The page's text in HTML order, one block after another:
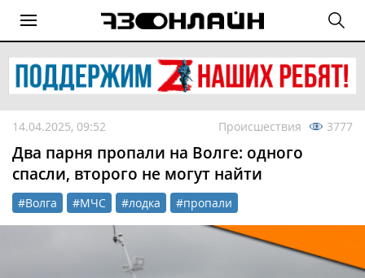
14.04.2025, 09:52 Происшествия 3777
Два парня пропали на Волге: одного
спасли, второго не могут найти
#Волга #МЧС #лодка #пропали